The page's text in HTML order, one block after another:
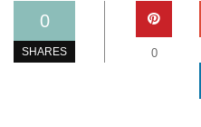
0
SHARES 0